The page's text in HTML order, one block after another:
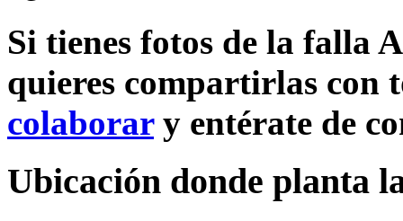
Si tienes fotos de la falla
quieres compartirlas con
colaborary entérate de
Ubicación donde planta